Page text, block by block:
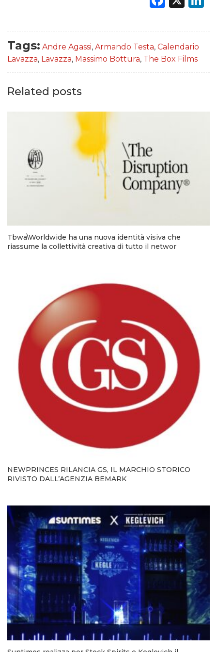
Tags: Andre Agassi, Armando Testa, Calendario
Lavazza, Lavazza, Massimo Bottura, The Box Films
Related posts
Tbwa\Worldwide ha una nuova identità visiva che
riassume la collettività creativa di tutto il networ
NEWPRINCES RILANCIA GS, IL MARCHIO STORICO
RIVISTO DALL’AGENZIA BEMARK